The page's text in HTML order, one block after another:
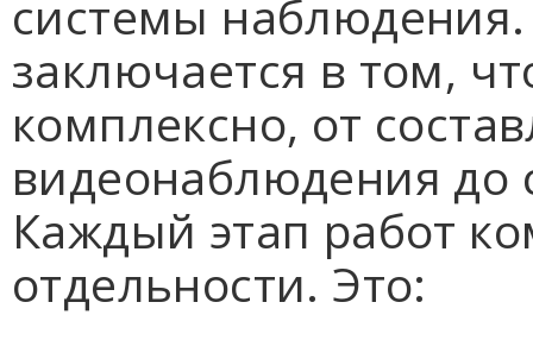
системы
заключается в том,
комплексно, от
видеонаблюдения до
Каждый этап работ
отдельности. Это: